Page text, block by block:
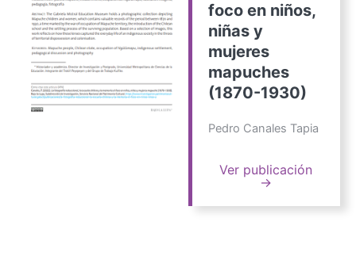
foco en niños,
niñas y
mujeres
mapuches
(1870-1930)
Pedro Canales Tapia
Ver publicación
→